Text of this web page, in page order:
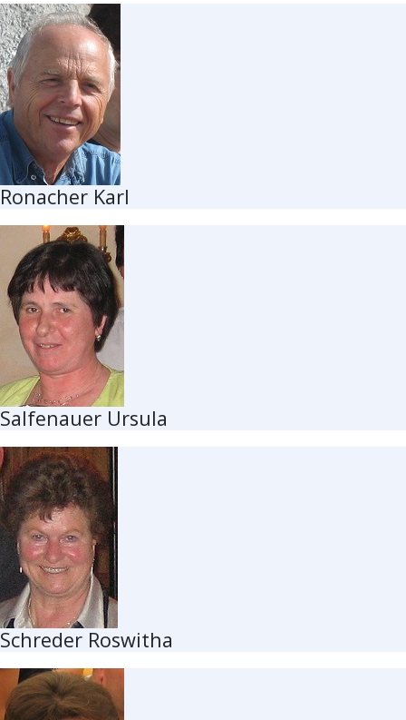
Ronacher Karl
Salfenauer Ursula
Schreder Roswitha